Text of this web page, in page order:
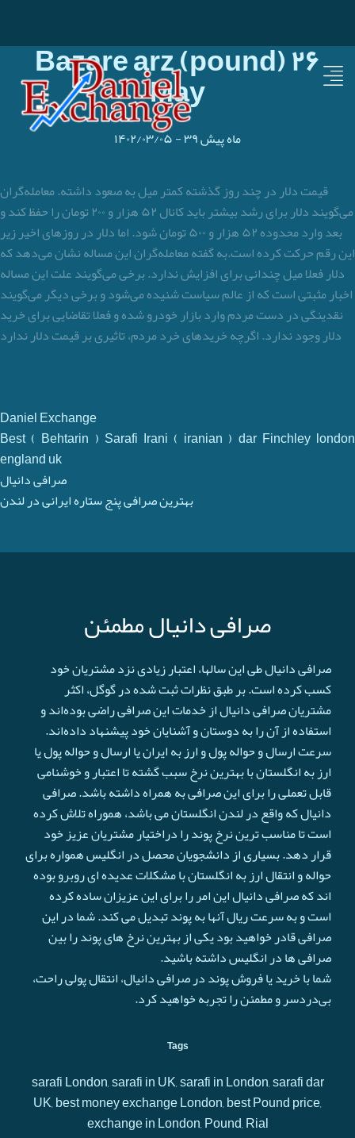
Bazare arz (pound) ۲۶
May
۱۴۰۲/۰۳/۰۵- ۳۹ ماه پیش
قیمت دلار در چند روز گذشته کمتر میل به صعود داشته. معامله‌گران
می‌گویند دلار برای رشد بیشتر باید کانال ۵۲ هزار و ۲۰۰ تومان را حفظ کند و
بعد وارد محدوده ۵۲ هزار و ۵۰۰ تومان شود. اما دلار در روزهای اخیر زیر
این رقم حرکت کرده است.به گفته معامله‌گران این مساله نشان می‌دهد که
دلار فعلا میل چندانی برای افزایش ندارد. برخی می‌گویند علت این مساله
اخبار مثبتی است که از عالم سیاست شنیده می‌شود و برخی دیگر می‌گویند
نقدینگی در دست مردم وارد بازار خودرو شده و فعلا تقاضایی برای خرید
دلار وجود ندارد. اگرچه خریدهای خرد مردم، تاثیری بر قیمت دلار ندارد
Daniel Exchange
Best ( Behtarin ) Sarafi Irani ( iranian ) dar Finchley london
england uk
صرافی دانیال
بهترین صرافی پنج ستاره ایرانی در لندن
صرافی دانیال مطمئن
صرافی دانیال طی این سالها، اعتبار زیادی نزد مشتریان خود
کسب کرده است. بر طبق نظرات ثبت شده در گوگل، اکثر
مشتریان صرافی دانیال از خدمات این صرافی راضی بوده‌اند و
استفاده از آن را به دوستان و آشنایان خود پیشنهاد داده‌اند.
سرعت ارسال و حواله پول و ارز به ایران یا ارسال و حواله پول یا
ارز به انگلستان با بهترین نرخ سبب گشته تا اعتبار و خوشنامی
قابل تعملی را برای این صرافی به همراه داشته باشد. صرافی
دانیال که واقع در لندن انگلستان می باشد، هموراه تلاش کرده
است تا مناسب ترین نرخ پوند را دراختیار مشتریان عزیز خود
قرار دهد. بسیاری از دانشجویان محصل در انگلیس همواره برای
حواله و انتقال ارز به انگلستان با مشکلات عدیده ای روبرو بوده
اند که صرافی دانیال این امر را برای این عزیزان ساده کرده
است و به سرعت ريال آنها به پوند تبدیل می کند. شما در این
صرافی قادر خواهید بود یکی از بهترین نرخ های پوند را بین
صرافی ها در انگلیس داشته باشید.
شما با خرید یا فروش پوند در صرافی دانیال، انتقال پولی راحت،
بی‌دردسر و مطمئن را تجربه خواهید کرد.
Tags
sarafi London, sarafi in UK, sarafi in London, sarafi dar
UK, best money exchange London, best Pound price,
exchange in London, Pound, Rial